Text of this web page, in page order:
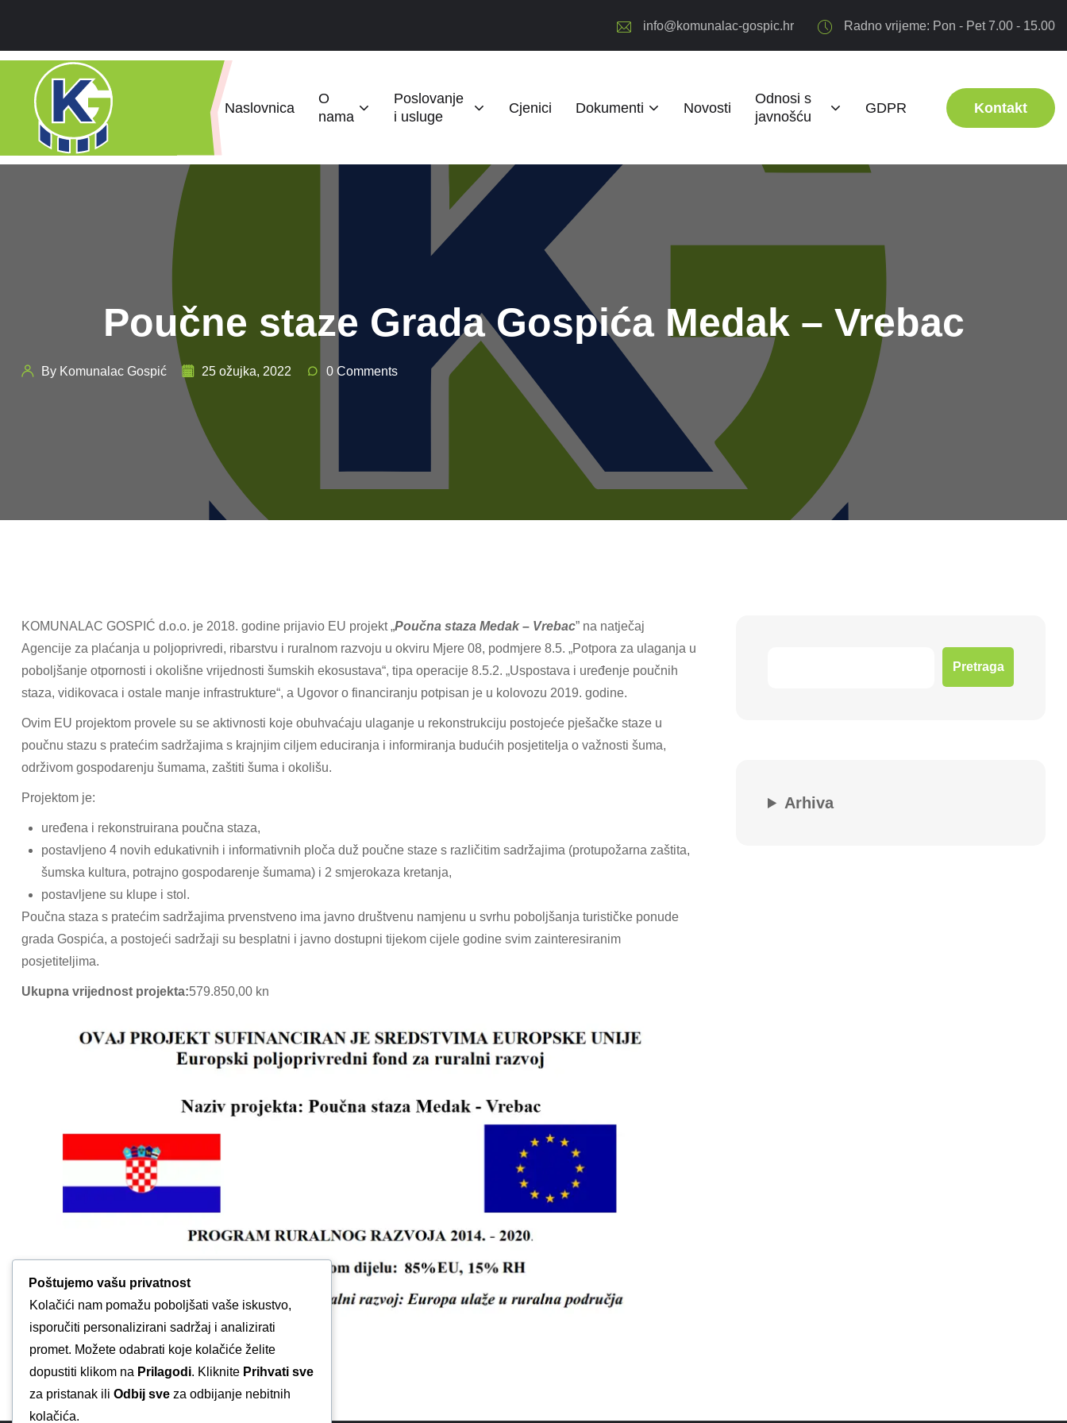
info@komunalac-gospic.hr Radno vrijeme: Pon - Pet 7.00 - 15.00
Naslovnica
O
nama
Poslovanje
i usluge
Cjenici Dokumenti Novosti
Odnosi s
javnošću
GDPR Kontakt
Poučne staze Grada Gospića Medak – Vrebac
By Komunalac Gospić 25 ožujka, 2022 0 Comments
KOMUNALAC GOSPIĆ d.o.o. je 2018. godine prijavio EU projekt „Poučna staza Medak – Vrebac” na natječaj
Agencije za plaćanja u poljoprivredi, ribarstvu i ruralnom razvoju u okviru Mjere 08, podmjere 8.5. „Potpora za ulaganja u
poboljšanje otpornosti i okolišne vrijednosti šumskih ekosustava“, tipa operacije 8.5.2. „Uspostava i uređenje poučnih
staza, vidikovaca i ostale manje infrastrukture“, a Ugovor o financiranju potpisan je u kolovozu 2019. godine.
Ovim EU projektom provele su se aktivnosti koje obuhvaćaju ulaganje u rekonstrukciju postojeće pješačke staze u
poučnu stazu s pratećim sadržajima s krajnjim ciljem educiranja i informiranja budućih posjetitelja o važnosti šuma,
održivom gospodarenju šumama, zaštiti šuma i okolišu.
Projektom je:
uređena i rekonstruirana poučna staza,
postavljeno 4 novih edukativnih i informativnih ploča duž poučne staze s različitim sadržajima (protupožarna zaštita,
šumska kultura, potrajno gospodarenje šumama) i 2 smjerokaza kretanja,
postavljene su klupe i stol.
Poučna staza s pratećim sadržajima prvenstveno ima javno društvenu namjenu u svrhu poboljšanja turističke ponude
grada Gospića, a postojeći sadržaji su besplatni i javno dostupni tijekom cijele godine svim zainteresiranim
posjetiteljima.
Ukupna vrijednost projekta:579.850,00 kn
Pretraga
Arhiva
Poštujemo vašu privatnost
Kolačići nam pomažu poboljšati vaše iskustvo,
isporučiti personalizirani sadržaj i analizirati
promet. Možete odabrati koje kolačiće želite
dopustiti klikom na Prilagodi. Kliknite Prihvati sve
za pristanak ili Odbij sve za odbijanje nebitnih
kolačića.